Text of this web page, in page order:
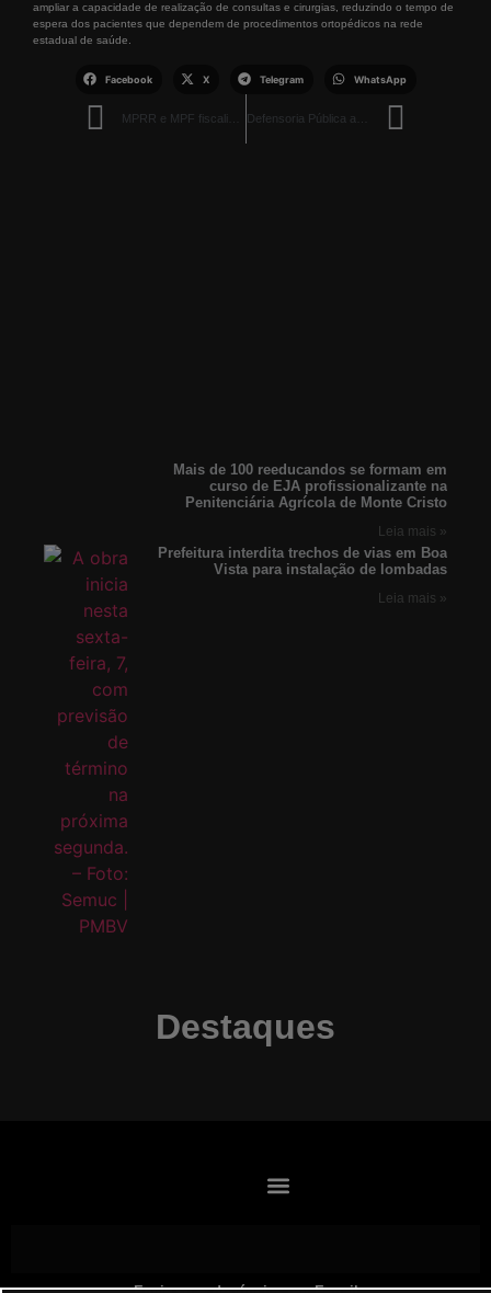
ampliar a capacidade de realização de consultas e cirurgias, reduzindo o tempo de
espera dos pacientes que dependem de procedimentos ortopédicos na rede
estadual de saúde.
Facebook X Telegram WhatsApp
Destaques
Mais de 100 reeducandos se formam em
curso de EJA profissionalizante na
Penitenciária Agrícola de Monte Cristo
Leia mais »
Prefeitura interdita trechos de vias em Boa
Vista para instalação de lombadas
Leia mais »